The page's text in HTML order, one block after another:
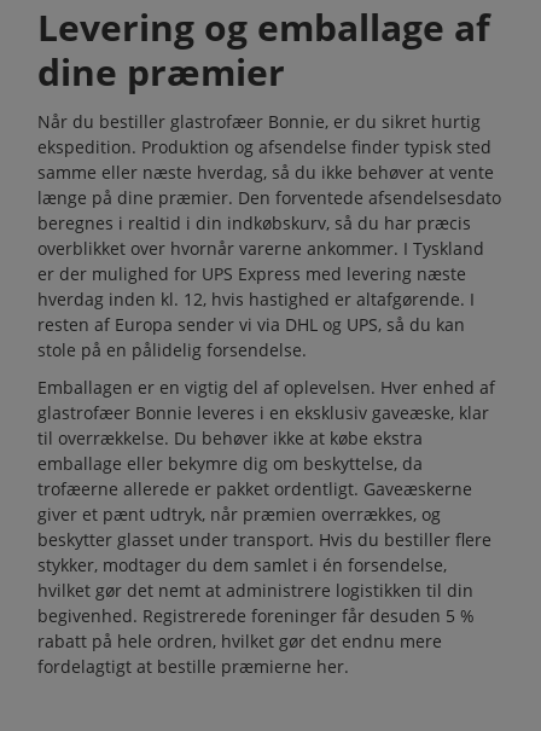
Levering og emballage af
dine præmier
Når du bestiller glastrofæer Bonnie, er du sikret hurtig
ekspedition. Produktion og afsendelse finder typisk sted
samme eller næste hverdag, så du ikke behøver at vente
længe på dine præmier. Den forventede afsendelsesdato
beregnes i realtid i din indkøbskurv, så du har præcis
overblikket over hvornår varerne ankommer. I Tyskland
er der mulighed for UPS Express med levering næste
hverdag inden kl. 12, hvis hastighed er altafgørende. I
resten af Europa sender vi via DHL og UPS, så du kan
stole på en pålidelig forsendelse.
Emballagen er en vigtig del af oplevelsen. Hver enhed af
glastrofæer Bonnie leveres i en eksklusiv gaveæske, klar
til overrækkelse. Du behøver ikke at købe ekstra
emballage eller bekymre dig om beskyttelse, da
trofæerne allerede er pakket ordentligt. Gaveæskerne
giver et pænt udtryk, når præmien overrækkes, og
beskytter glasset under transport. Hvis du bestiller flere
stykker, modtager du dem samlet i én forsendelse,
hvilket gør det nemt at administrere logistikken til din
begivenhed. Registrerede foreninger får desuden 5 %
rabatt på hele ordren, hvilket gør det endnu mere
fordelagtigt at bestille præmierne her.